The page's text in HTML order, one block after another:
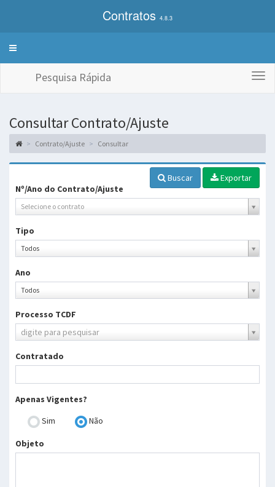
Contratos 4.8.3
Alterna
Pesquisa Rápida
Consultar Contrato/Ajuste
Contrato/Ajuste Consultar
Buscar
Exportar
Nº/Ano do Contrato/Ajuste
Selecione o contrato
Tipo
Todos
Tipo
Ano
Todos
Ano
Processo TCDF
digite para pesquisar
Processo
TCDF
Contratado
Apenas Vigentes?
Sim
Não
Objeto